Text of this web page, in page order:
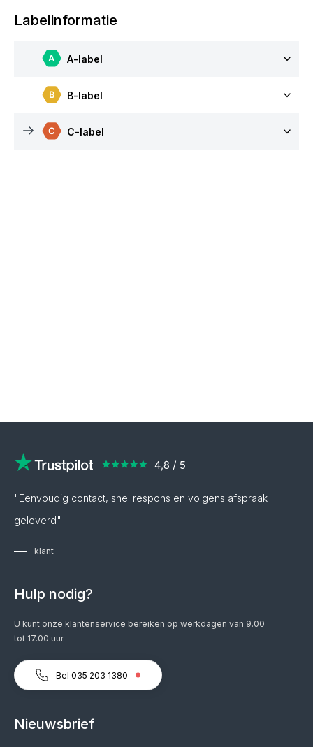
Labelinformatie
A-label
B-label
C-label
"Eenvoudig contact, snel respons en volgens afspraak
geleverd"
klant
Hulp nodig?
U kunt onze klantenservice bereiken op werkdagen van 9.00
tot 17.00 uur.
Bel 035 203 1380
Nieuwsbrief